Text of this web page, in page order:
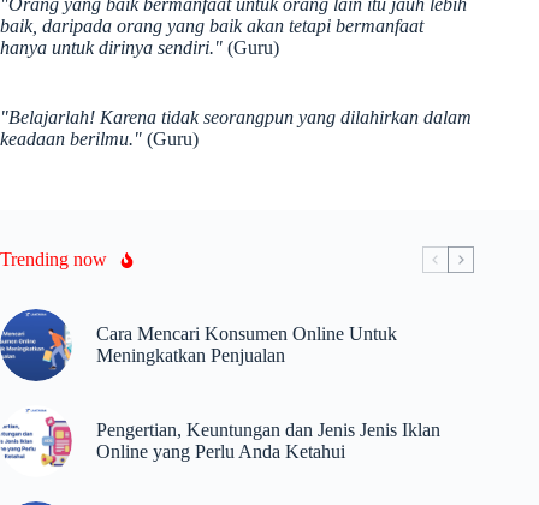
"Orang yang baik bermanfaat untuk orang lain itu jauh lebih
baik, daripada orang yang baik akan tetapi bermanfaat
hanya untuk dirinya sendiri." (Guru)
"Belajarlah! Karena tidak seorangpun yang dilahirkan dalam
keadaan berilmu." (Guru)
Trending now
Cara Mencari Konsumen Online Untuk
Meningkatkan Penjualan
Pengertian, Keuntungan dan Jenis Jenis Iklan
Online yang Perlu Anda Ketahui